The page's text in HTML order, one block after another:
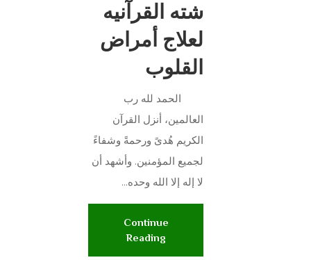
شته القرآنيه
لعلاج أمراض
القلوب
الحمد لله رب
العالمين، أنزل القرآن
الكريم هُدىً ورحمةً وشفاءً
لجميع المؤمنين. وأشهد أن
لا إله إلا الله وحده...
Continue
Reading